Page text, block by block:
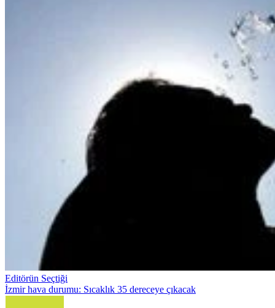
Editörün Seçtiği
İzmir hava durumu: Sıcaklık 35 dereceye çıkacak